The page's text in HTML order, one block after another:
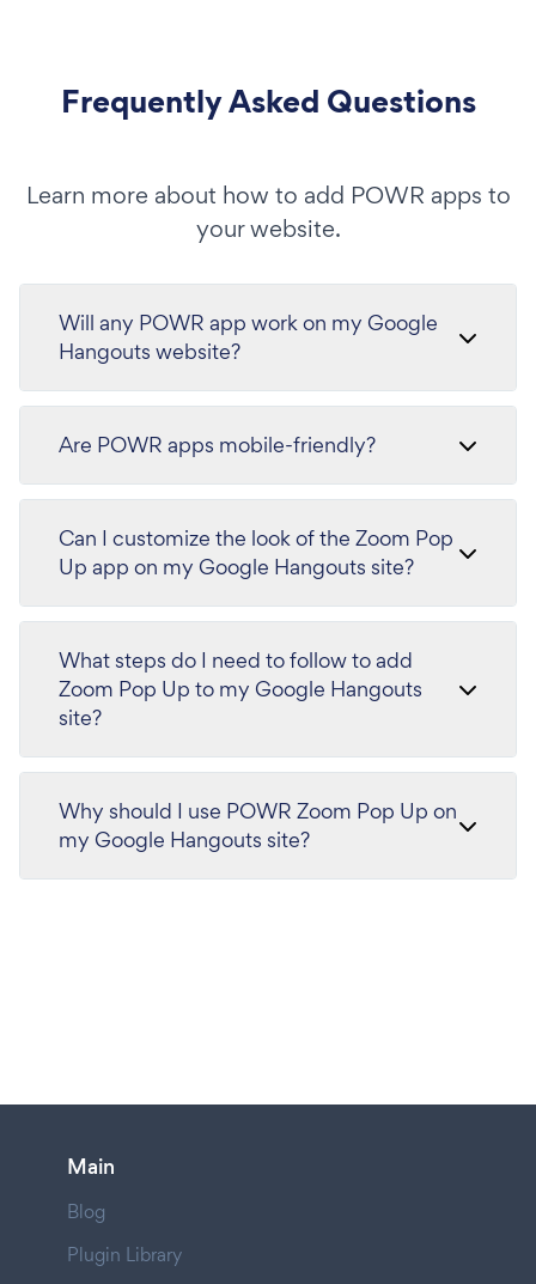
Frequently Asked Questions
Learn more about how to add POWR apps to
your website.
Will any POWR app work on my Google
Hangouts website?
Are POWR apps mobile-friendly?
Can I customize the look of the Zoom Pop
Up app on my Google Hangouts site?
What steps do I need to follow to add
Zoom Pop Up to my Google Hangouts
site?
Why should I use POWR Zoom Pop Up on
my Google Hangouts site?
Main
Blog
Plugin Library